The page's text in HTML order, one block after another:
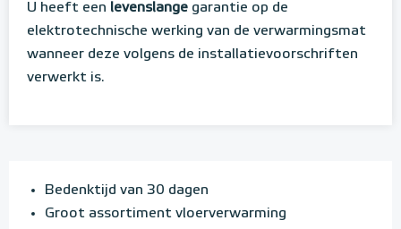
U heeft een levenslange garantie op de
elektrotechnische werking van de verwarmingsmat
wanneer deze volgens de installatievoorschriften
verwerkt is.
Bedenktijd van 30 dagen
Groot assortiment vloerverwarming